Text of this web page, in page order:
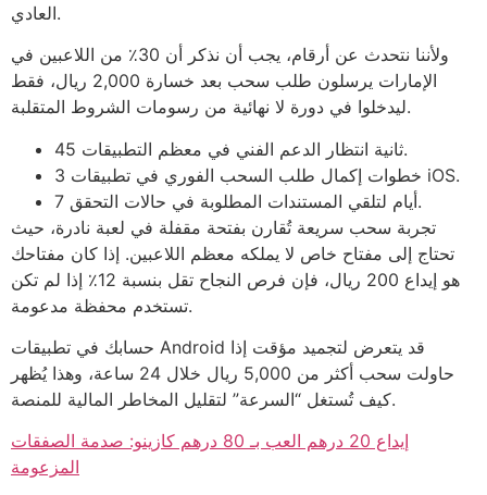
العادي.
ولأننا نتحدث عن أرقام، يجب أن نذكر أن 30٪ من اللاعبين في
الإمارات يرسلون طلب سحب بعد خسارة 2,000 ريال، فقط
ليدخلوا في دورة لا نهائية من رسومات الشروط المتقلبة.
45 ثانية انتظار الدعم الفني في معظم التطبيقات.
3 خطوات إكمال طلب السحب الفوري في تطبيقات iOS.
7 أيام لتلقي المستندات المطلوبة في حالات التحقق.
تجربة سحب سريعة تُقارن بفتحة مقفلة في لعبة نادرة، حيث
تحتاج إلى مفتاح خاص لا يملكه معظم اللاعبين. إذا كان مفتاحك
هو إيداع 200 ريال، فإن فرص النجاح تقل بنسبة 12٪ إذا لم تكن
تستخدم محفظة مدعومة.
حسابك في تطبيقات Android قد يتعرض لتجميد مؤقت إذا
حاولت سحب أكثر من 5,000 ريال خلال 24 ساعة، وهذا يُظهر
كيف تُستغل “السرعة” لتقليل المخاطر المالية للمنصة.
إيداع 20 درهم العب بـ 80 درهم كازينو: صدمة الصفقات
المزعومة